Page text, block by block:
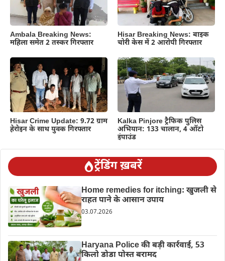
Ambala Breaking News:
महिला समेत 2 तस्कर गिरफ्तार
Hisar Breaking News: बाइक
चोरी केस में 2 आरोपी गिरफ्तार
Hisar Crime Update: 9.72 ग्राम
हेरोइन के साथ युवक गिरफ्तार
Kalka Pinjore ट्रैफिक पुलिस
अभियान: 133 चालान, 4 ऑटो
इंपाउंड
ट्रेंडिंग ख़बरें
Home remedies for itching: खुजली से
राहत पाने के आसान उपाय
03.07.2026
Haryana Police की बड़ी कार्रवाई, 53
किलो डोडा पोस्त बरामद